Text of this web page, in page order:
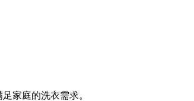
家庭的洗衣需求。